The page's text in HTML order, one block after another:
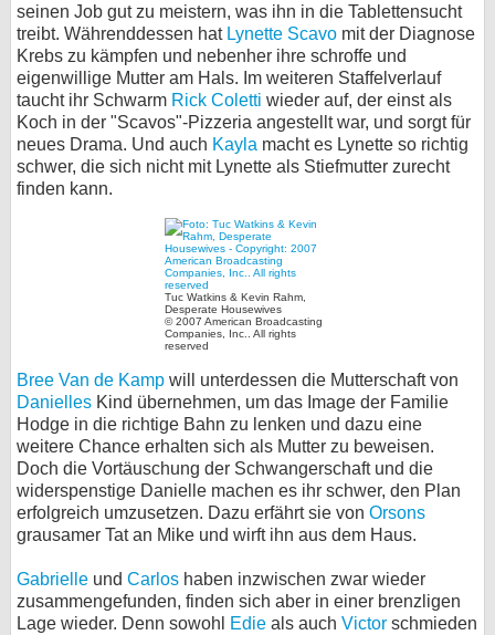
seinen Job gut zu meistern, was ihn in die Tablettensucht
treibt. Währenddessen hat Lynette Scavo mit der Diagnose
Krebs zu kämpfen und nebenher ihre schroffe und
eigenwillige Mutter am Hals. Im weiteren Staffelverlauf
taucht ihr Schwarm Rick Coletti wieder auf, der einst als
Koch in der "Scavos"-Pizzeria angestellt war, und sorgt für
neues Drama. Und auch Kayla macht es Lynette so richtig
schwer, die sich nicht mit Lynette als Stiefmutter zurecht
finden kann.
Tuc Watkins & Kevin Rahm,
Desperate Housewives
© 2007 American Broadcasting
Companies, Inc.. All rights
reserved
Bree Van de Kamp will unterdessen die Mutterschaft von
Danielles Kind übernehmen, um das Image der Familie
Hodge in die richtige Bahn zu lenken und dazu eine
weitere Chance erhalten sich als Mutter zu beweisen.
Doch die Vortäuschung der Schwangerschaft und die
widerspenstige Danielle machen es ihr schwer, den Plan
erfolgreich umzusetzen. Dazu erfährt sie von Orsons
grausamer Tat an Mike und wirft ihn aus dem Haus.
Gabrielle und Carlos haben inzwischen zwar wieder
zusammengefunden, finden sich aber in einer brenzligen
Lage wieder. Denn sowohl
Edie als auch Victor schmieden